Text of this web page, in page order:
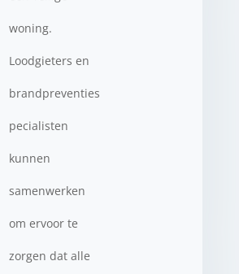
woning.
Loodgieters en
brandpreventies
pecialisten
kunnen
samenwerken
om ervoor te
zorgen dat alle